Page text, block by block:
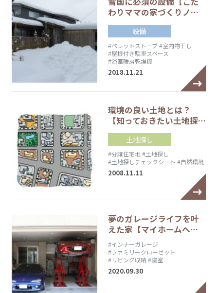
わりママの家づくりノ…
設備
#ペレットストーブ#室内物干し
#屋根付き駐車スペース
#浴室暖房乾燥機
2018.11.21
環境の良い土地とは？
【知っておきたい土地探…
土地探し
#分譲住宅地#土地探し
#土地探しチェックシート #自然環境
2008.11.11
夢のガレージライフを叶
えた家【マイホームへ…
#インナーガレージ
#ファミリークローゼット
#リビング収納 #寝室
2020.09.30